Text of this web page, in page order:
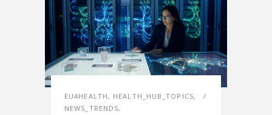
EU4HEALTH, HEALTH_HUB_TOPICS,
NEWS_TRENDS,